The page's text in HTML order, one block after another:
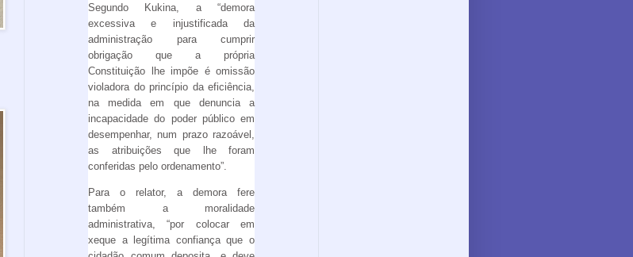
Segundo Kukina, a “demora
excessiva e injustificada da
administração para cumprir
obrigação que a própria
Constituição lhe impõe é omissão
violadora do princípio da eficiência,
na medida em que denuncia a
incapacidade do poder público em
desempenhar, num prazo razoável,
as atribuições que lhe foram
conferidas pelo ordenamento”.
Para o relator, a demora fere
também a moralidade
administrativa, “por colocar em
xeque a legítima confiança que o